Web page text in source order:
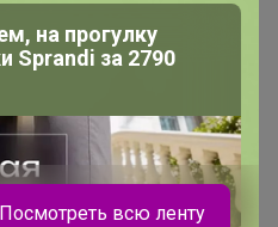
на прогулку
Sprandi за 2790
Посмотреть всю ленту